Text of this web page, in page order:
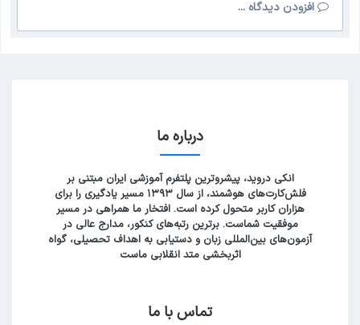
افزودن دیدگاه ...
درباره ما
انکی دروید، پیشروترین پلتفرم آموزشی ایران مبتنی بر
فلش‌کارت‌های هوشمند، از سال ۱۳۹۳ مسیر یادگیری را برای
هزاران کاربر متحول کرده است. افتخار ما همراهی در مسیر
موفقیت شماست. برترین رتبه‌های کنکور، مدارج عالی در
آزمون‌های بین‌المللی زبان و دستیابی به اهداف تحصیلی، گواه
اثربخشی متد انقلابی ماست
تماس با ما